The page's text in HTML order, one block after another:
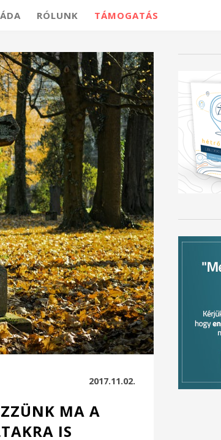
RÓLUNK TÁMOGATÁS
2017.11.02.
MA A
IS